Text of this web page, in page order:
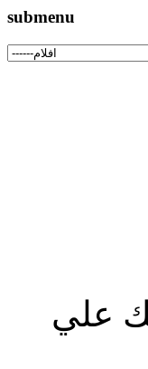
submenu
علي